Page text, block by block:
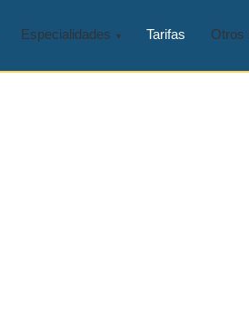
Especialidades Tarifas Otros